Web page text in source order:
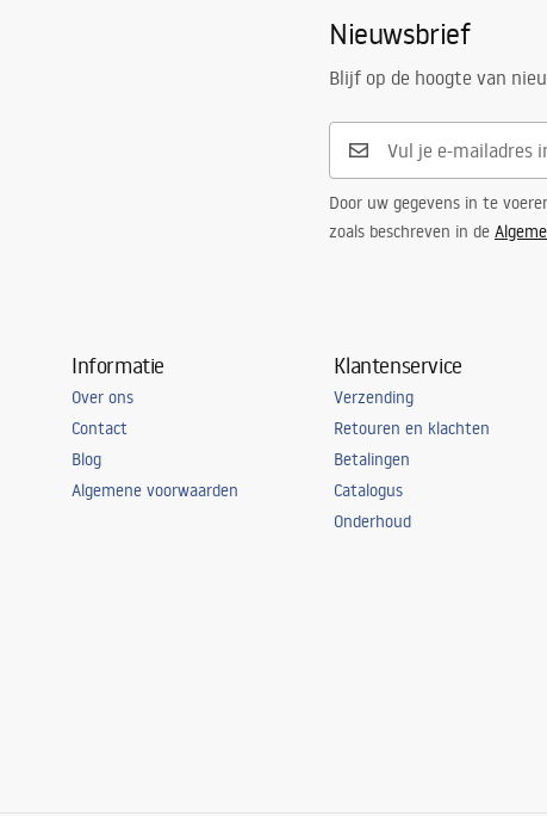
Nieuwsbrief
Blijf op de hoogte van
Door uw gegevens in te
zoals beschreven in de
Informatie
Over ons
Contact
Blog
Algemene voorwaarden
Klantenservice
Verzending
Retouren en klachten
Betalingen
Catalogus
Onderhoud